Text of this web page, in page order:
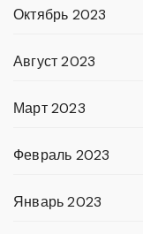
Октябрь 2023
Август 2023
Март 2023
Февраль 2023
Январь 2023